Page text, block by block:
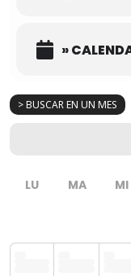
> BUSCAR EN UN MES
LU MA MI
»